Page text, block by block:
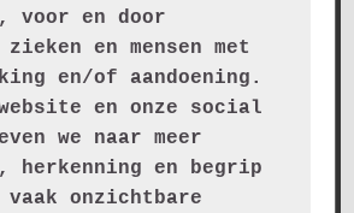
voor en door
en mensen met
en/of aandoening.
en onze social
we naar meer
herkenning en begrip
vaak onzichtbare